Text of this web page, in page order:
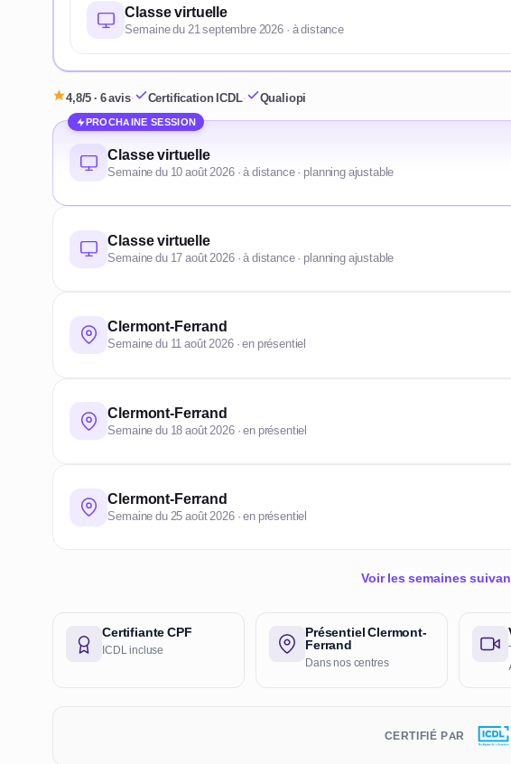
Classe virtuelle
Semaine du 21 septembre 2026 · à distance
4,8/5 · 6 avis· Certification ICDL· Qualiopi
PROCHAINE SESSION
Classe virtuelle
Semaine du 10 août 2026 · à distance · planning ajustable
Classe virtuelle
Semaine du 17 août 2026 · à distance · planning ajustable
Clermont-Ferrand
Semaine du 11 août 2026 · en présentiel
Clermont-Ferrand
Semaine du 18 août 2026 · en présentiel
Clermont-Ferrand
Semaine du 25 août 2026 · en présentiel
Voir les semaines
Certifiante CPF
ICDL incluse
Présentiel Clermont-
Ferrand
Dans nos centres
CERTIFIÉ PAR